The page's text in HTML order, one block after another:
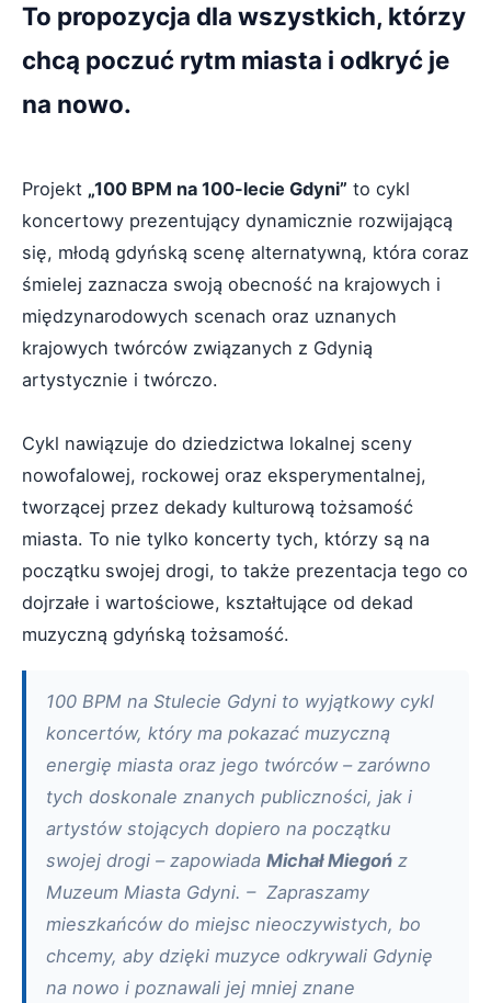
To propozycja dla wszystkich, którzy
chcą poczuć rytm miasta i odkryć je
na nowo.
Projekt „100 BPM na 100-lecie Gdyni” to cykl
koncertowy prezentujący dynamicznie rozwijającą
się, młodą gdyńską scenę alternatywną, która coraz
śmielej zaznacza swoją obecność na krajowych i
międzynarodowych scenach oraz uznanych
krajowych twórców związanych z Gdynią
artystycznie i twórczo.
Cykl nawiązuje do dziedzictwa lokalnej sceny
nowofalowej, rockowej oraz eksperymentalnej,
tworzącej przez dekady kulturową tożsamość
miasta. To nie tylko koncerty tych, którzy są na
początku swojej drogi, to także prezentacja tego co
dojrzałe i wartościowe, kształtujące od dekad
muzyczną gdyńską tożsamość.
100 BPM na Stulecie Gdyni to wyjątkowy cykl
koncertów, który ma pokazać muzyczną
energię miasta oraz jego twórców – zarówno
tych doskonale znanych publiczności, jak i
artystów stojących dopiero na początku
swojej drogi – zapowiada Michał Miegoń z
Muzeum Miasta Gdyni. – Zapraszamy
mieszkańców do miejsc nieoczywistych, bo
chcemy, aby dzięki muzyce odkrywali Gdynię
na nowo i poznawali jej mniej znane